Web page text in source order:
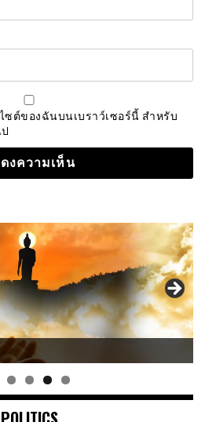
ซต์ของฉันบนเบราว์เซอร์นี้ สำหรับ